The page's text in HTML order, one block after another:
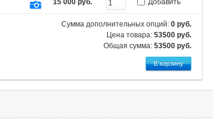
15 000 руб. Добавить
Сумма дополнительных опций: 0 руб.
Цена товара: 53500 руб.
Общая сумма: 53500 руб.